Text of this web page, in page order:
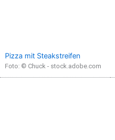
Pizza mit Steakstreifen
Foto: © Chuck - stock.adobe.com